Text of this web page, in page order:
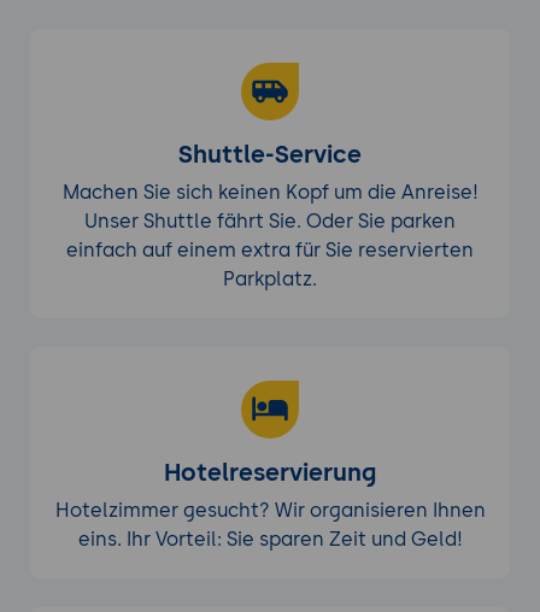
Shuttle-Service
Machen Sie sich keinen Kopf um die Anreise!
Unser Shuttle fährt Sie. Oder Sie parken
einfach auf einem extra für Sie reservierten
Parkplatz.
Hotelreservierung
Hotelzimmer gesucht? Wir organisieren Ihnen
eins. Ihr Vorteil: Sie sparen Zeit und Geld!